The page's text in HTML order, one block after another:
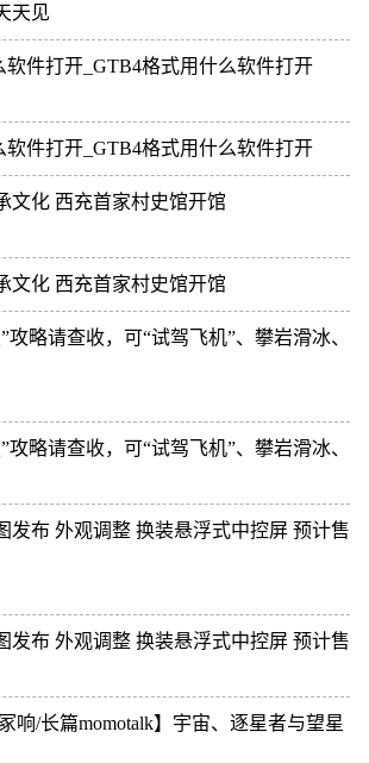
天见
软件打开_GTB4格式用什么软件打开
软件打开_GTB4格式用什么软件打开
文化 西充首家村史馆开馆
文化 西充首家村史馆开馆
攻略请查收，可“试驾飞机”、攀岩滑冰、
攻略请查收，可“试驾飞机”、攀岩滑冰、
发布 外观调整 换装悬浮式中控屏 预计售
发布 外观调整 换装悬浮式中控屏 预计售
响/长篇momotalk】宇宙、逐星者与望星